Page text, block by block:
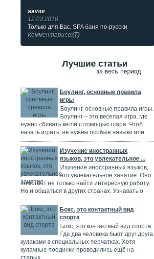
savior
12.03.2018
Только для Вас. SPA баня по-русски
Комментариев:(7)
Лучшие статьи
за весь период
Боулинг, основные правила
игры
Боулинг, основные правила игры.
Боулинг – это веселая игра, где
нужно сбивать кегли с помощью шара. Чтоб
начать играть, не нужны особые навыки или
Изучение иностранных
языков, это увлекательное ...
Изучение иностранных языков,
это увлекательное занятие. Оно
помогает не только найти интересную работу.
Но и общаться в других странах. Узнавать о
Бокс, это контактный вид
спорта
Бокс, это контактный вид спорта.
Где два человека бьют друг друга
кулаками в специальных перчатках. Хотя
кулачные поединки проводились ещё на
старых